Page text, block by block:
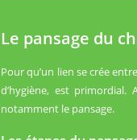
Le pansage du
Pour qu’un lien se crée
d’hygiène, est primordial.
notamment le pansage.